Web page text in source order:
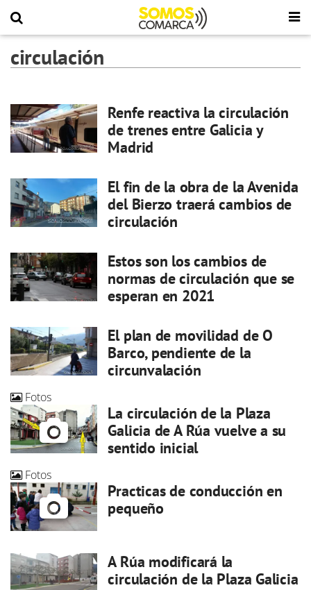
circulación
Renfe reactiva la circulación
de trenes entre Galicia y
Madrid
El fin de la obra de la Avenida
del Bierzo traerá cambios de
circulación
Estos son los cambios de
normas de circulación que se
esperan en 2021
El plan de movilidad de O
Barco, pendiente de la
circunvalación
Fotos
La circulación de la Plaza
Galicia de A Rúa vuelve a su
sentido inicial
Fotos
Practicas de conducción en
pequeño
A Rúa modificará la
circulación de la Plaza Galicia